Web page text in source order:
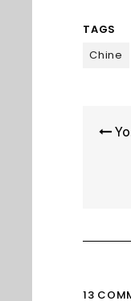
TAGS
Chine
de
13